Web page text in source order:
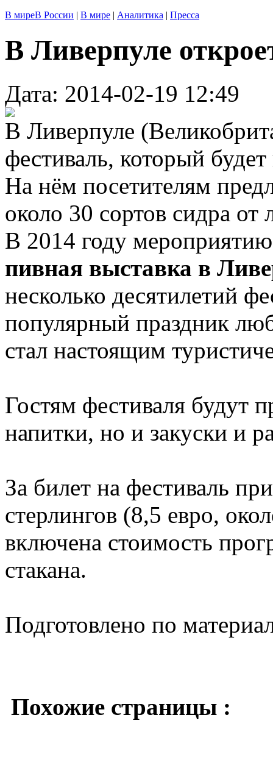
В миреВ России | В мире | Аналитика | Пресса
В Ливерпуле
Дата: 2014-02-19 12:49
В Ливерпуле
фестиваль, который
На нём посетителям
около 30 сортов сидра
В 2014 году мероприятию
пивная выставка в
несколько десятилетий
популярный праздник
стал настоящим
Гостям фестиваля будут
напитки, но и закуски и
За билет на фестиваль
стерлингов (8,5 евро,
включена стоимость
стакана.
Подготовлено по
Похожие страницы :